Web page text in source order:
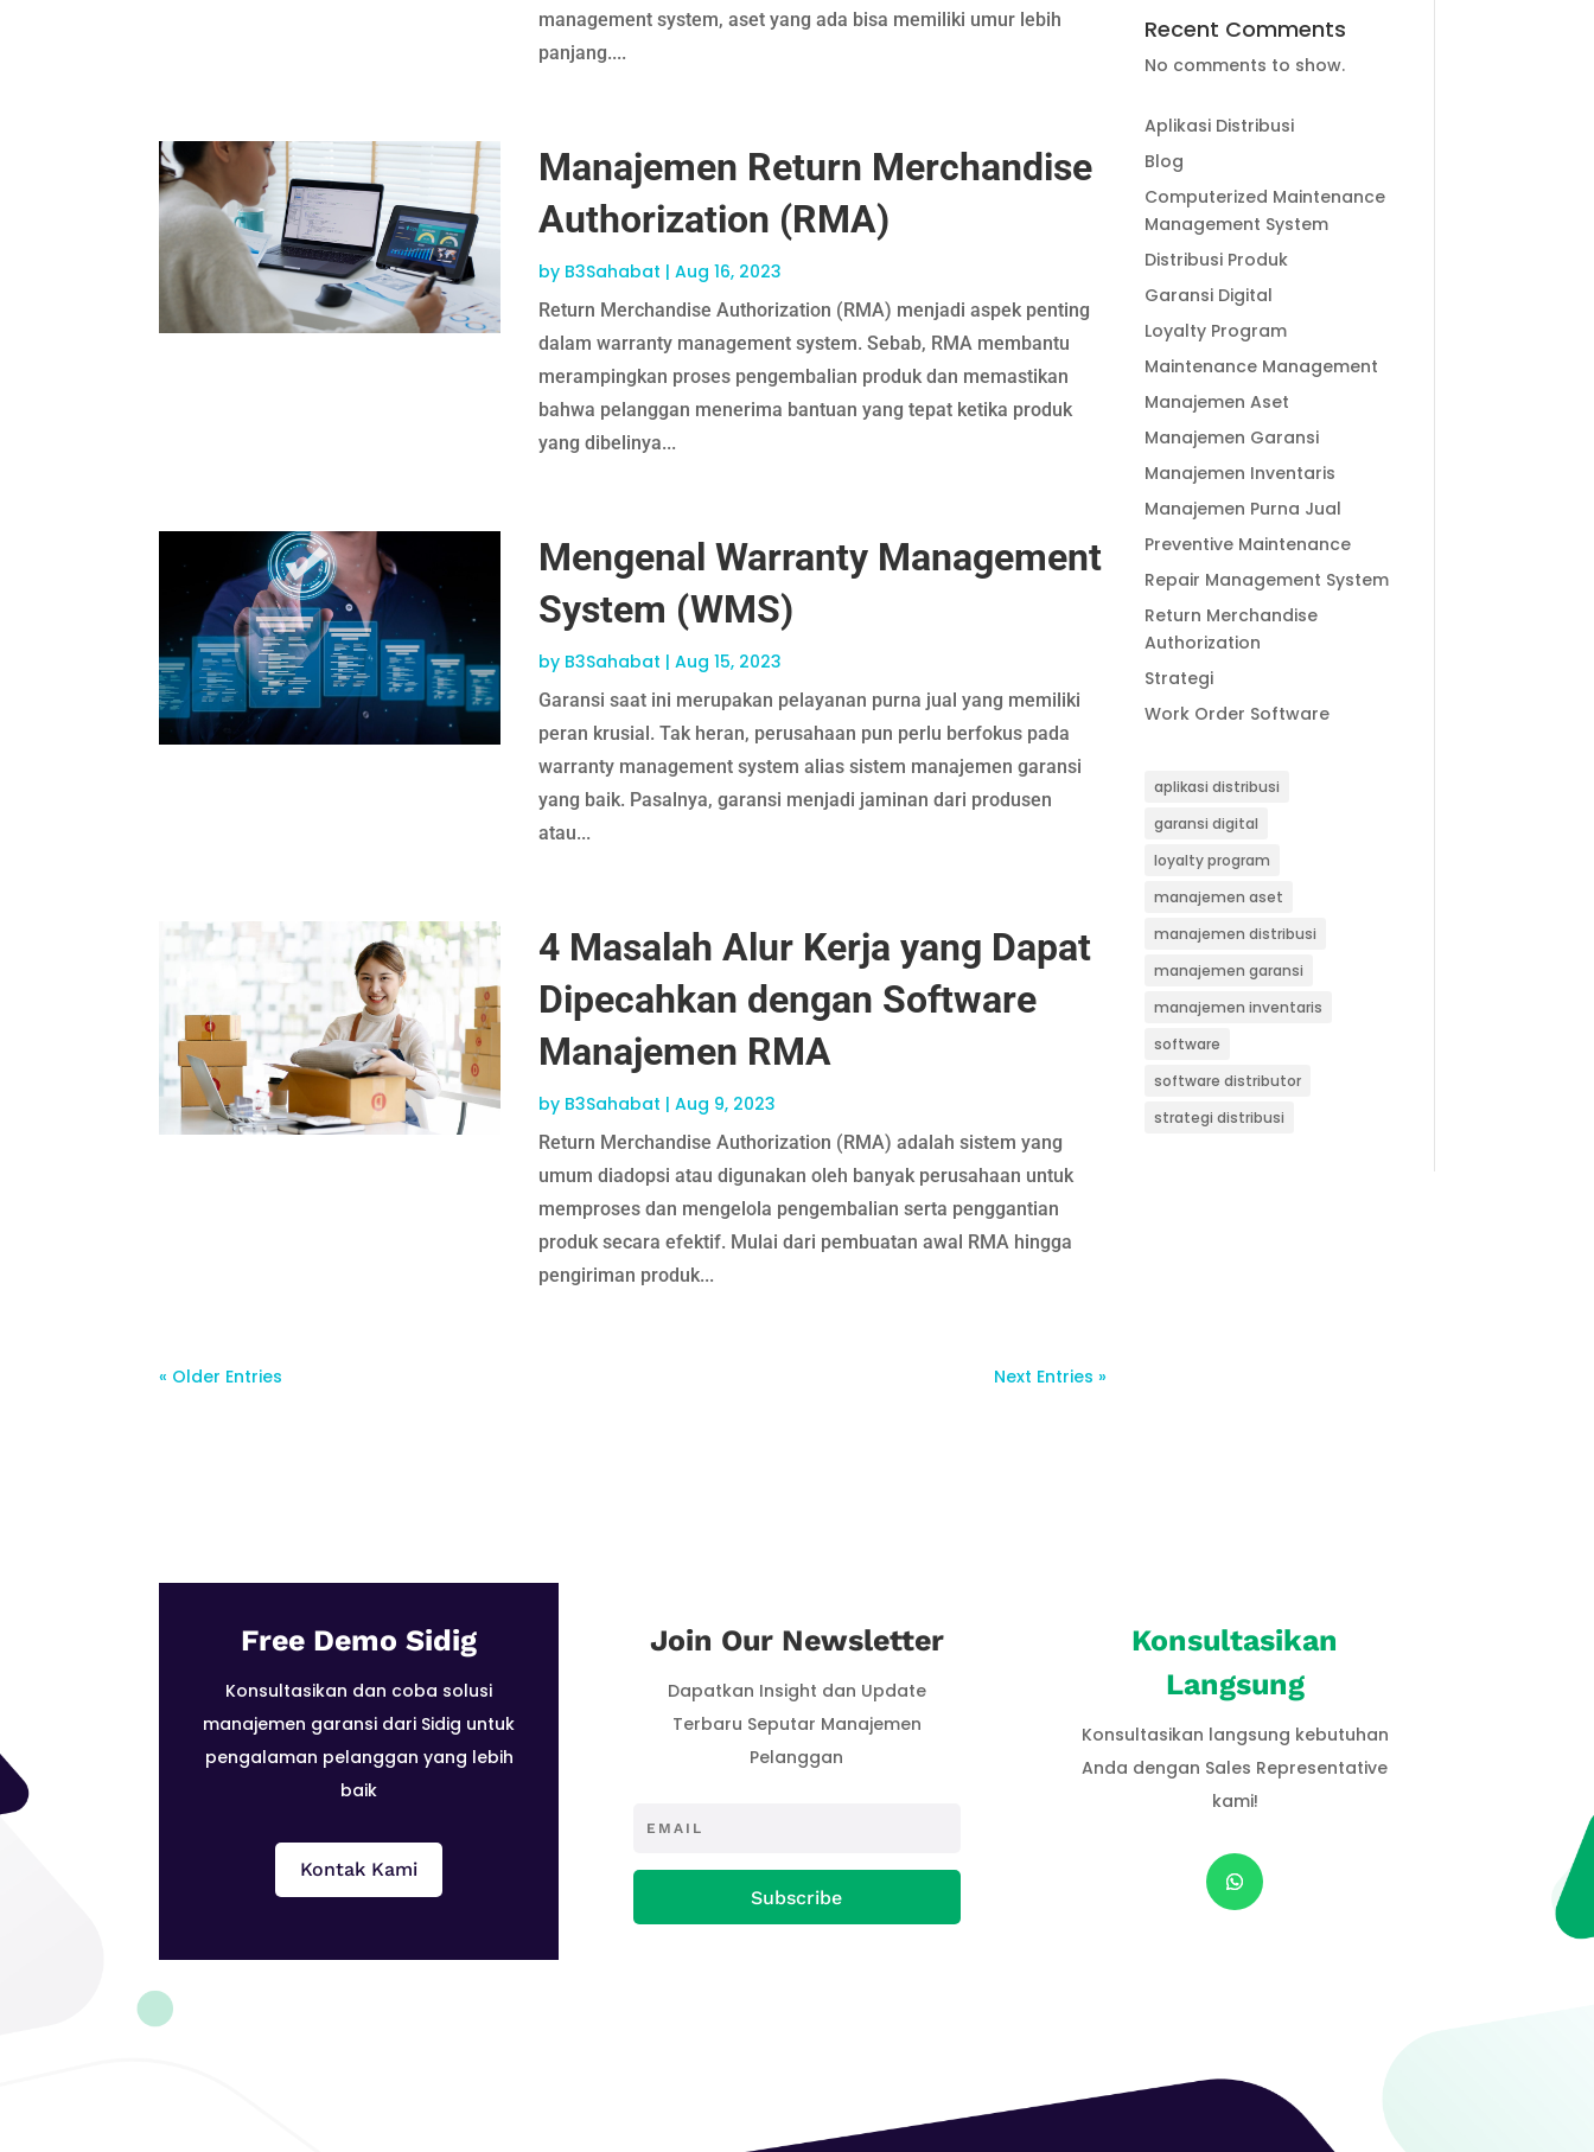
management system, aset yang ada bisa memiliki umur lebih
panjang....
Manajemen Return Merchandise
Authorization (RMA)
by B3Sahabat | Aug 16, 2023
Return Merchandise Authorization (RMA) menjadi aspek penting
dalam warranty management system. Sebab, RMA membantu
merampingkan proses pengembalian produk dan memastikan
bahwa pelanggan menerima bantuan yang tepat ketika produk
yang dibelinya...
Mengenal Warranty Management
System (WMS)
by B3Sahabat | Aug 15, 2023
Garansi saat ini merupakan pelayanan purna jual yang memiliki
peran krusial. Tak heran, perusahaan pun perlu berfokus pada
warranty management system alias sistem manajemen garansi
yang baik. Pasalnya, garansi menjadi jaminan dari produsen
atau...
4 Masalah Alur Kerja yang Dapat
Dipecahkan dengan Software
Manajemen RMA
by B3Sahabat | Aug 9, 2023
Return Merchandise Authorization (RMA) adalah sistem yang
umum diadopsi atau digunakan oleh banyak perusahaan untuk
memproses dan mengelola pengembalian serta penggantian
produk secara efektif. Mulai dari pembuatan awal RMA hingga
pengiriman produk...
« Older Entries Next Entries »
Recent Comments
No comments to show.
Aplikasi Distribusi
Blog
Computerized Maintenance
Management System
Distribusi Produk
Garansi Digital
Loyalty Program
Maintenance Management
Manajemen Aset
Manajemen Garansi
Manajemen Inventaris
Manajemen Purna Jual
Preventive Maintenance
Repair Management System
Return Merchandise
Authorization
Strategi
Work Order Software
aplikasi distribusi
garansi digital
loyalty program
manajemen aset
manajemen distribusi
manajemen garansi
manajemen inventaris
software
software distributor
strategi distribusi
Free Demo Sidig
Konsultasikan dan coba solusi
manajemen garansi dari Sidig untuk
pengalaman pelanggan yang lebih
baik
Kontak Kami
Join Our Newsletter
Dapatkan Insight dan Update
Terbaru Seputar Manajemen
Pelanggan
Subscribe
Konsultasikan
Langsung
Konsultasikan langsung kebutuhan
Anda dengan Sales Representative
kami!